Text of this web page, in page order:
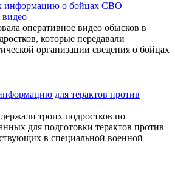
информацию о бойцах СВО
видео
оперативное видео обысков в
которые передавали
организации сведения о бойцах
для терактов против
троих подростков по
для подготовки терактов против
в специальной военной